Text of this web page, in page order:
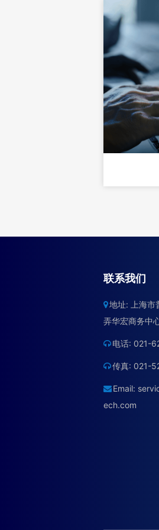
联系我们
地址: 上海市
弄华宏商务中
电话: 021-
传真: 021-
Email:
ech.com